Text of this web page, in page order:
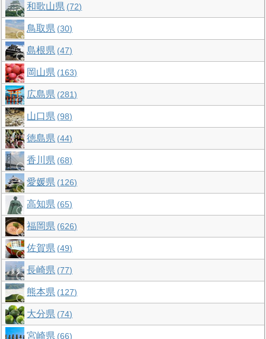
和歌山県 72
鳥取県 30
島根県 47
岡山県 163
広島県 281
山口県 98
徳島県 44
香川県 68
愛媛県 126
高知県 65
福岡県 626
佐賀県 49
長崎県 77
熊本県 127
大分県 74
宮崎県 66